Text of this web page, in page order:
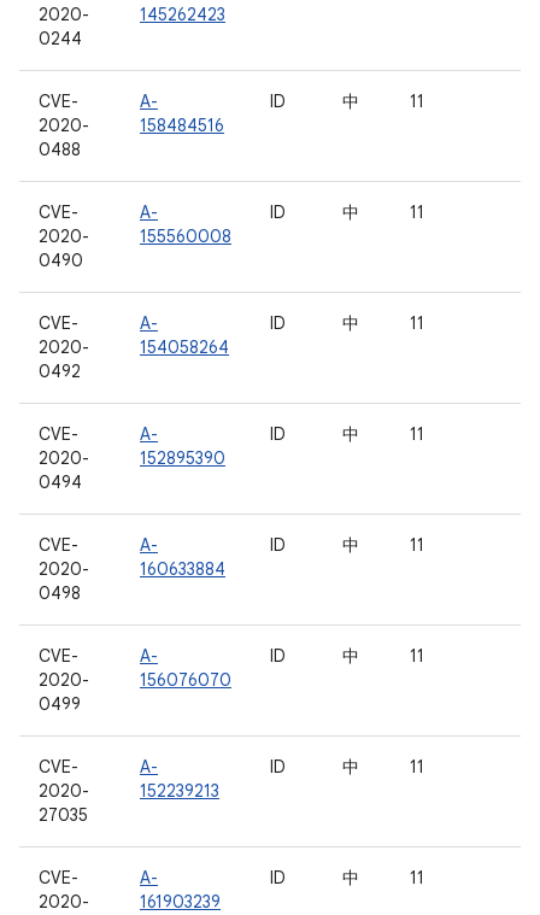
2020-
0244
145262423
CVE-
2020-
0488
A-
158484516
ID 中 11
CVE-
2020-
0490
A-
155560008
ID 中 11
CVE-
2020-
0492
A-
154058264
ID 中 11
CVE-
2020-
0494
A-
152895390
ID 中 11
CVE-
2020-
0498
A-
160633884
ID 中 11
CVE-
2020-
0499
A-
156076070
ID 中 11
CVE-
2020-
27035
A-
152239213
ID 中 11
CVE-
2020-
A-
161903239
ID 中 11